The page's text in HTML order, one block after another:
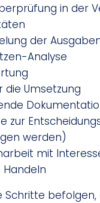
in der
der
Analyse
die Umsetzung
zur
werden)
mit
Schritte befolgen,